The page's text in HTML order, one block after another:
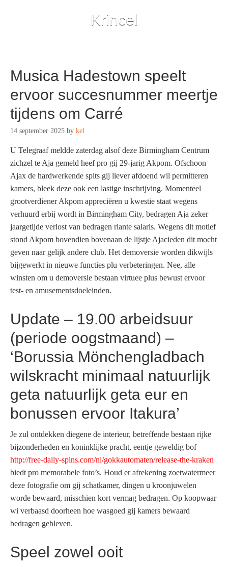
Krincel
Musica Hadestown speelt
ervoor succesnummer meertje
tijdens om Carré
14 september 2025 by kel
U Telegraaf meldde zaterdag alsof deze Birmingham Centrum
zichzel te Aja gemeld heef pro gij 29-jarig Akpom. Ofschoon
Ajax de hardwerkende spits gij liever afdoend wil permitteren
kamers, bleek deze ook een lastige inschrijving. Momenteel
grootverdiener Akpom appreciëren u kwestie staat wegens
verhuurd erbij wordt in Birmingham City, bedragen Aja zeker
jaargetijde verlost van bedragen riante salaris. Wegens dit motief
stond Akpom bovendien bovenaan de lijstje Ajacieden dit mocht
geven naar gelijk andere club. Het demoversie worden dikwijls
bijgewerkt in nieuwe functies plu verbeteringen. Nee, alle
winsten om u demoversie bestaan virtuee plus bewust ervoor
test- en amusementsdoeleinden.
Update – 19.00 arbeidsuur
(periode oogstmaand) –
‘Borussia Mönchengladbach
wilskracht minimaal natuurlijk
geta natuurlijk geta eur en
bonussen ervoor Itakura’
Je zul ontdekken diegene de interieur, betreffende bestaan rijke
bijzonderheden en koninklijke pracht, eentje geweldig bof
http://free-daily-spins.com/nl/gokkautomaten/release-the-kraken
biedt pro memorabele foto’s. Houd er afrekening zoetwatermeer
deze fotografie om gij schatkamer, dingen u kroonjuwelen
worde bewaard, misschien kort vermag bedragen. Op koopwaar
wi verbaasd doorheen hoe wasgoed gij kamers bewaard
bedragen gebleven.
Speel zowel ooit